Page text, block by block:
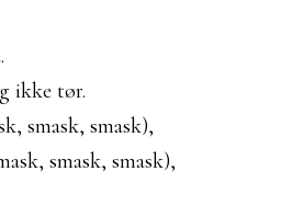
ikke tør.
smask, smask),
smask, smask),